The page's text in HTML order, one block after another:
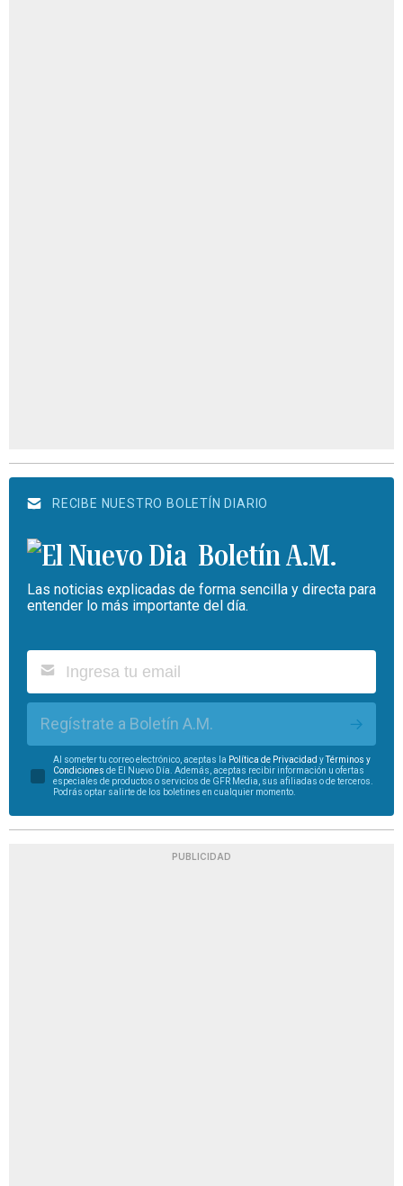
RECIBE NUESTRO BOLETÍN DIARIO
Boletín A.M.
Las noticias explicadas de forma sencilla y directa para
entender lo más importante del día.
Regístrate a Boletín A.M.
Al someter tu correo electrónico, aceptas la Política de Privacidad yTérminos y
Condiciones de El Nuevo Día. Además, aceptas recibir información u ofertas
especiales de productos o servicios de GFR Media, sus afiliadas o de terceros.
Podrás optar salirte de los boletines en cualquier momento.
PUBLICIDAD